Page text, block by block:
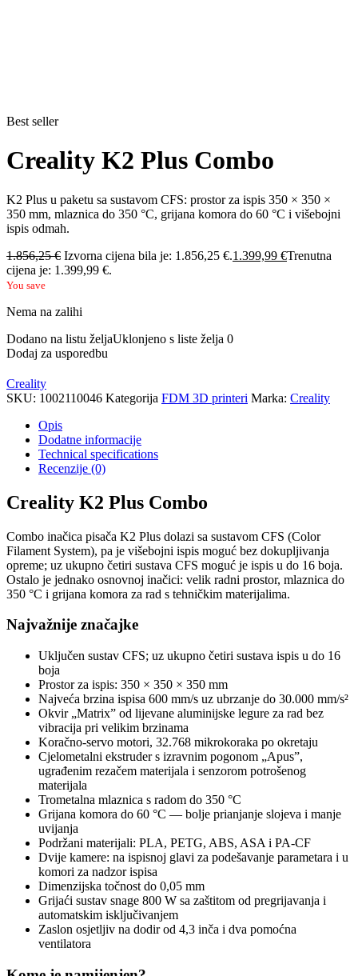
Best seller
Creality K2 Plus Combo
K2 Plus u paketu sa sustavom CFS: prostor za ispis 350 × 350 ×
350 mm, mlaznica do 350 °C, grijana komora do 60 °C i višebojni
ispis odmah.
1.856,25€ Izvorna cijena bila je: 1.856,25 €.1.399,99 €Trenutna
cijena je: 1.399,99 €.
You save
Nema na zalihi
Dodano na listu željaUklonjeno s liste želja 0
Dodaj za usporedbu
Creality
SKU: 1002110046 Kategorija FDM 3D printeri Marka: Creality
Opis
Dodatne informacije
Technical specifications
Recenzije (0)
Creality K2 Plus Combo
Combo inačica pisača K2 Plus dolazi sa sustavom CFS (Color
Filament System), pa je višebojni ispis moguć bez dokupljivanja
opreme; uz ukupno četiri sustava CFS moguć je ispis u do 16 boja.
Ostalo je jednako osnovnoj inačici: velik radni prostor, mlaznica do
350 °C i grijana komora za rad s tehničkim materijalima.
Najvažnije značajke
Uključen sustav CFS; uz ukupno četiri sustava ispis u do 16
boja
Prostor za ispis: 350 × 350 × 350 mm
Najveća brzina ispisa 600 mm/s uz ubrzanje do 30.000 mm/s²
Okvir „Matrix” od lijevane aluminijske legure za rad bez
vibracija pri velikim brzinama
Koračno-servo motori, 32.768 mikrokoraka po okretaju
Cjelometalni ekstruder s izravnim pogonom „Apus”,
ugrađenim rezačem materijala i senzorom potrošenog
materijala
Trometalna mlaznica s radom do 350 °C
Grijana komora do 60 °C — bolje prianjanje slojeva i manje
uvijanja
Podržani materijali: PLA, PETG, ABS, ASA i PA-CF
Dvije kamere: na ispisnoj glavi za podešavanje parametara i u
komori za nadzor ispisa
Dimenzijska točnost do 0,05 mm
Grijaći sustav snage 800 W sa zaštitom od pregrijavanja i
automatskim isključivanjem
Zaslon osjetljiv na dodir od 4,3 inča i dva pomoćna
ventilatora